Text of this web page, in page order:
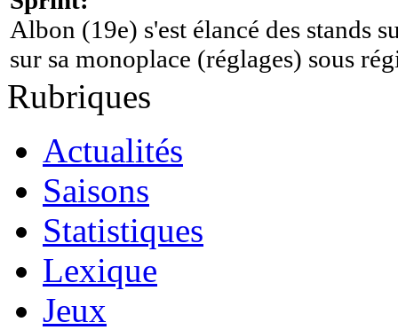
Albon (19e) s'est élancé des stands
sur sa monoplace (réglages) sous
Rubriques
Actualités
Saisons
Statistiques
Lexique
Jeux